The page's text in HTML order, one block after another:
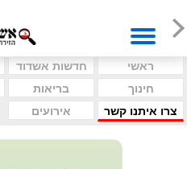
ראשי חדשות אשדוד
חינוך
בריאות
צרו איתנו קשר
אירועים